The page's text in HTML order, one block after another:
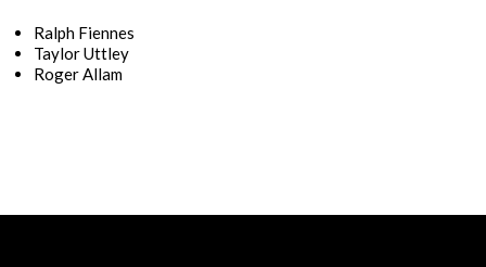
Ralph Fiennes
Taylor Uttley
Roger Allam